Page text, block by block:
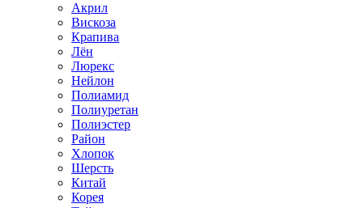
Акрил
Вискоза
Крапива
Лён
Люрекс
Нейлон
Полиамид
Полиуретан
Полиэстер
Район
Хлопок
Шерсть
Китай
Корея